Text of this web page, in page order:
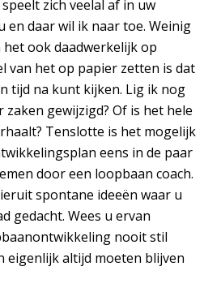
zich veelal af in uw
en daar wil ik naar toe. Weinig
ook daadwerkelijk op
van het op papier zetten is dat
tijd na kunt kijken. Lig ik nog
gewijzigd? Of is het hele
Tenslotte is het mogelijk
eens in de paar
door een loopbaan coach.
spontane ideeën waar u
gedacht. Wees u ervan
nooit stil
eigenlijk altijd moeten blijven